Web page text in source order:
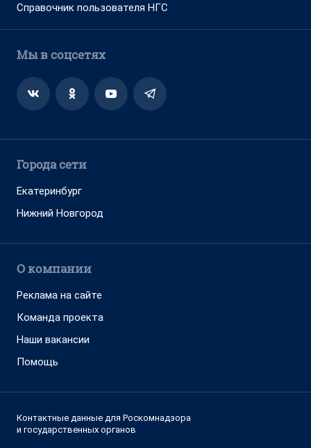
Справочник пользователя НГС
Мы в соцсетях
Города сети
Екатеринбург
Нижний Новгород
О компании
Реклама на сайте
Команда проекта
Наши вакансии
Помощь
Контактные данные для Роскомнадзора
и государственных органов